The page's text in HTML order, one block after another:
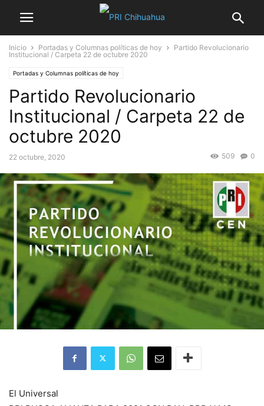
Inicio Portadas y Columnas políticas de hoy
Partido Revolucionario
Institucional / Carpeta 22 de octubre 2020
Portadas y Columnas políticas de hoy
Partido Revolucionario
Institucional / Carpeta 22 de
octubre 2020
22 octubre, 2020 0
509
El Universal